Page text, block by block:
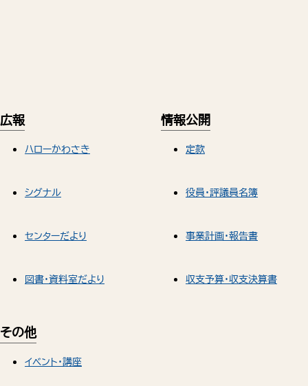
広報
ハローかわさき
シグナル
センターだより
図書・資料室だより
情報公開
定款
役員・評議員名簿
事業計画・報告書
収支予算・収支決算書
その他
イベント・講座